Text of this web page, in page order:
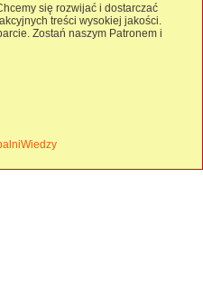
się rozwijać i dostarczać
treści wysokiej jakości.
Zostań naszym Patronem i